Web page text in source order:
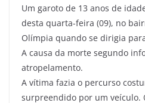
Um garoto de 13 anos de
desta quarta-feira (09), no
Olímpia quando se dirigia
A causa da morte segundo
atropelamento.
A vítima fazia o percurso
surpreendido por um veículo.